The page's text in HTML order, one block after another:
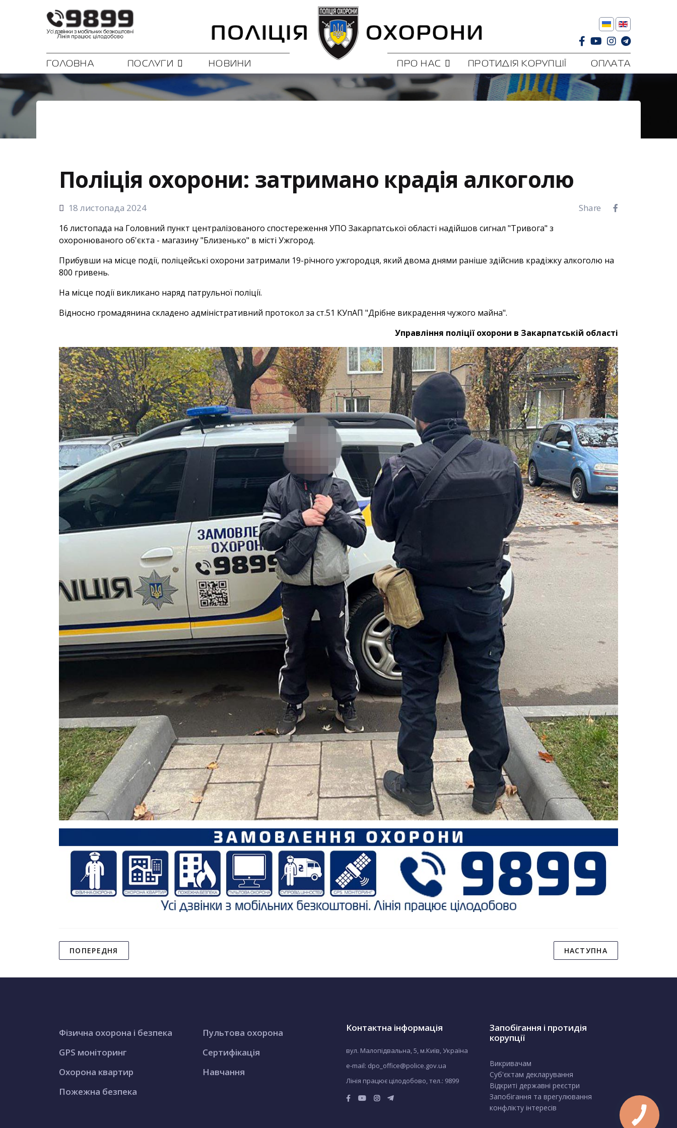
ГОЛОВНА ПОСЛУГИ НОВИНИ ПРО НАС ПРОТИДІЯ КОРУПЦІЇ ОПЛАТА
Поліція охорони: затримано крадія алкоголю
18 листопада 2024 Share
16 листопада на Головний пункт централізованого спостереження УПО Закарпатської області надійшов сигнал "Тривога" з
охоронюваного об'єкта - магазину "Близенько" в місті Ужгород.
Прибувши на місце події, поліцейські охорони затримали 19-річного ужгородця, який двома днями раніше здійснив крадіжку алкоголю на
800 гривень.
На місце події викликано наряд патрульної поліції.
Відносно громадянина складено адміністративний протокол за ст.51 КУпАП "Дрібне викрадення чужого майна".
Управління поліції охорони в Закарпатській області
ПОПЕРЕДНЯ НАСТУПНА
Фізична охорона і безпека
GPS моніторинг
Охорона квартир
Пожежна безпека
Пультова охорона
Сертифікація
Навчання
Контактна інформація
вул. Малопідвальна, 5, м.Київ, Україна
e-mail: dpo_office@police.gov.ua
Лінія працює цілодобово, тел.: 9899
Запобігання і протидія
корупції
Викривачам
Суб'єктам декларування
Відкриті державні реєстри
Запобігання та врегулювання
конфлікту інтересів